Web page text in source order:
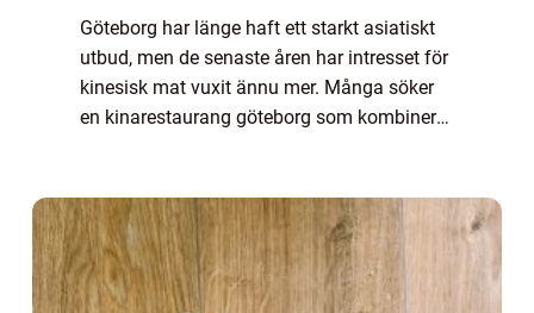
Göteborg har länge haft ett starkt asiatiskt
utbud, men de senaste åren har intresset för
kinesisk mat vuxit ännu mer. Många söker
en kinarestaurang göteborg som kombinerar